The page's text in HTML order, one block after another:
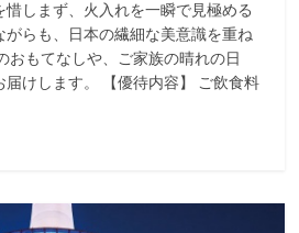
しまず、火入れを一瞬で見極める
がらも、日本の繊細な美意識を重ね
おもてなしや、ご家族の晴れの日
けします。 【優待内容】 ご飲食料